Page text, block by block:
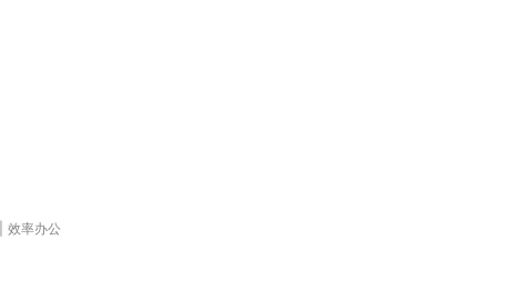
效率办公